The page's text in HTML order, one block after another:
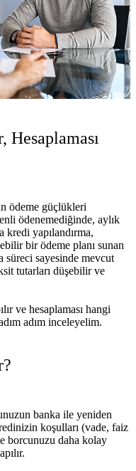
Hesaplaması
ödeme güçlükleri
ödenemediğinde, aylık
kredi yapılandırma,
bir ödeme planı sunan
süreci sayesinde mevcut
tutarları düşebilir ve
ve hesaplaması hangi
adım inceleyelim.
banka ile yeniden
koşulları (vade, faiz
borcunuzu daha kolay